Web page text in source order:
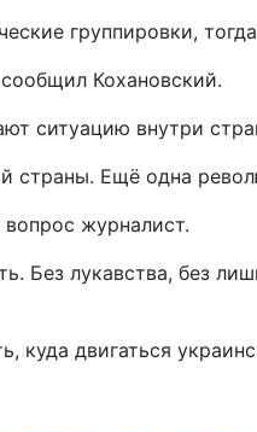
группировки,
Кохановский.
ситуацию внутри
страны. Ещё одна
журналист.
лукавства, без
двигаться